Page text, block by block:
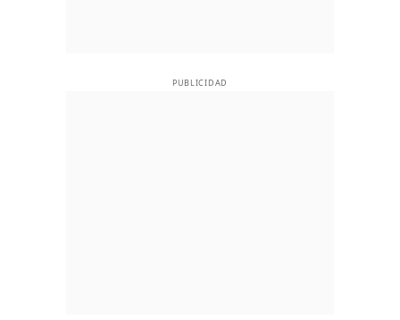
PUBLICIDAD